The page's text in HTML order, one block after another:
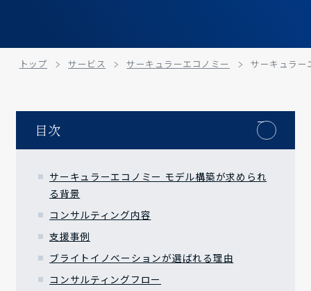
トップ サービス サーキュラーエコノミー サーキュラー
目次
サーキュラーエコノミー モデル構築が求められ
る背景
コンサルティング内容
支援事例
ブライトイノベーションが選ばれる理由
コンサルティングフロー